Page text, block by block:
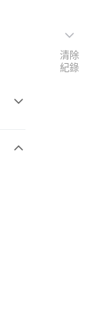
清除
紀錄